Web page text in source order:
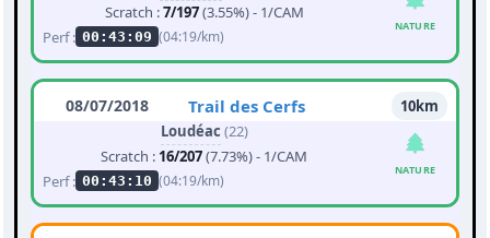
Scratch :7/197(3.55%) - 1/CAM
Perf : 00:43:09 (04:19/km)
NATURE
08/07/2018 Trail des Cerfs
10km
Loudéac (22)
Scratch : 16/207(7.73%) - 1/CAM
Perf : 00:43:10 (04:19/km)
NATURE